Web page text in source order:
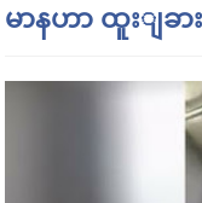
မာနဟာ ထူးျခ